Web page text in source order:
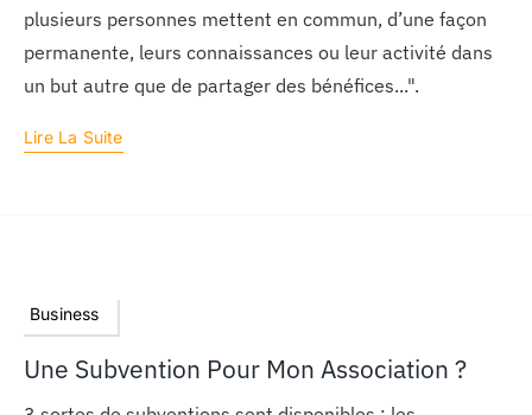
plusieurs personnes mettent en commun, d’une façon
permanente, leurs connaissances ou leur activité dans
un but autre que de partager des bénéfices...".
Lire La Suite
Business
Une Subvention Pour Mon Association ?